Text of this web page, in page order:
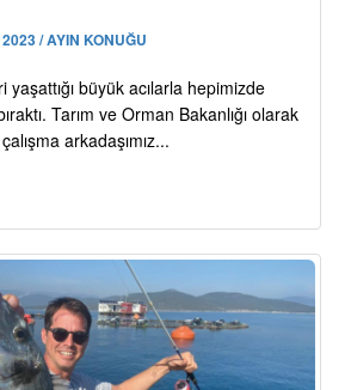
/ AYIN KONUĞU
büyük acılarla hepimizde
Tarım ve Orman Bakanlığı olarak
arkadaşımız...